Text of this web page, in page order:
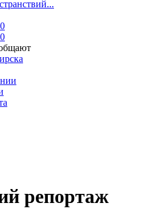
репортаж